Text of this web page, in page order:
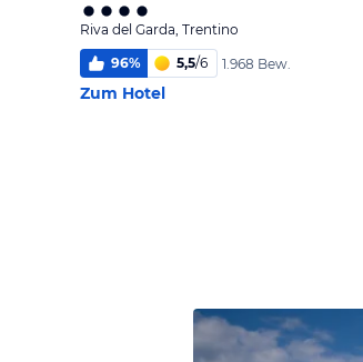
Riva del Garda, Trentino
96% 5,5/6 1.968 Bew.
Zum Hotel